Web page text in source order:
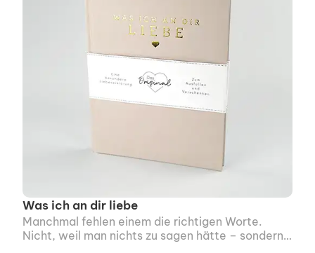
Was ich an dir liebe
Manchmal fehlen einem die richtigen Worte.
Nicht, weil man nichts zu sagen hätte – sondern